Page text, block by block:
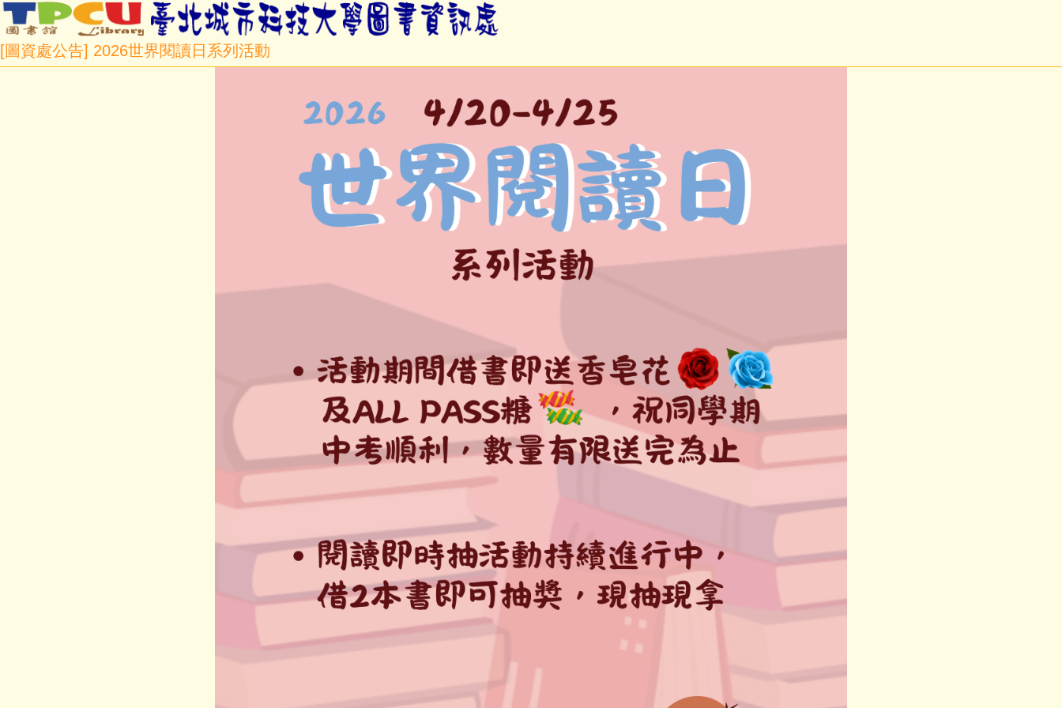
[圖資處公告] 2026世界閱讀日系列活動